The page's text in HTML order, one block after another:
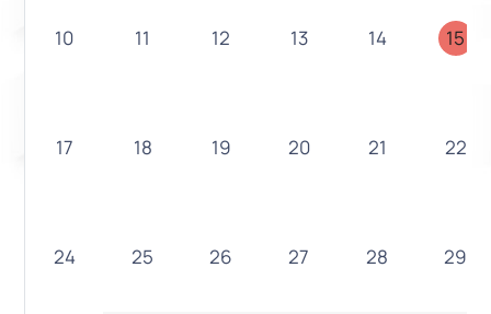
10 11 12 13 14 15
17 18 19 20 21 22
24 25 26 27 28 29